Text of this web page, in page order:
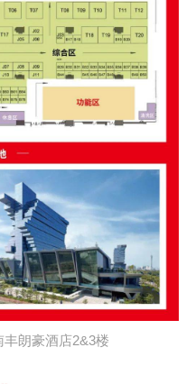
朗豪酒店2&3楼